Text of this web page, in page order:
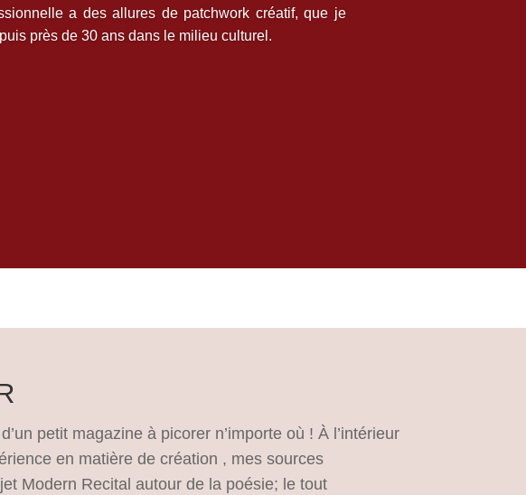
a des allures de patchwork créatif, que je
près de 30 ans dans le milieu culturel.
petit magazine à picorer n’importe où ! À l’intérieur
en matière de création , mes sources
Modern Recital autour de la poésie; le tout